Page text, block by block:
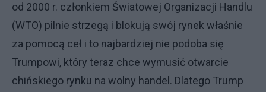
od 2000 r. członkiem Światowej Organizacji Handlu
(WTO) pilnie strzegą i blokują swój rynek właśnie
za pomocą ceł i to najbardziej nie podoba się
Trumpowi, który teraz chce wymusić otwarcie
chińskiego rynku na wolny handel. Dlatego Trump